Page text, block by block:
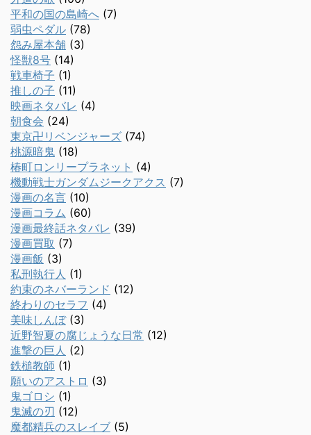
平和の国の島崎へ (7)
弱虫ペダル (78)
怨み屋本舗 (3)
怪獣8号 (14)
戦車椅子 (1)
推しの子 (11)
映画ネタバレ (4)
朝食会 (24)
東京卍リベンジャーズ (74)
桃源暗鬼 (18)
椿町ロンリープラネット (4)
機動戦士ガンダムジークアクス (7)
漫画の名言 (10)
漫画コラム (60)
漫画最終話ネタバレ (39)
漫画買取 (7)
漫画飯 (3)
私刑執行人 (1)
約束のネバーランド (12)
終わりのセラフ (4)
美味しんぼ(3)
近野智夏の腐じょうな日常 (12)
進撃の巨人 (2)
鉄槌教師 (1)
願いのアストロ (3)
鬼ゴロシ (1)
鬼滅の刃 (12)
魔都精兵のスレイブ (5)